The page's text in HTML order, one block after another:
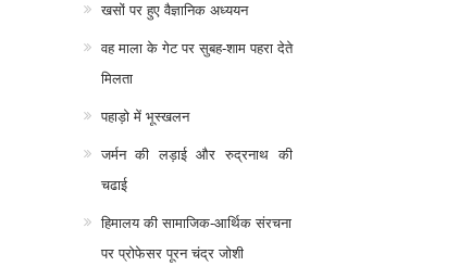
खसों पर हुए वैज्ञानिक अध्ययन
वह माला के गेट पर सुबह-शाम पहरा देते
मिलता
पहाड़ो में भूस्खलन
जर्मन की लड़ाई और रुद्रनाथ की
चढाई
हिमालय की सामाजिक-आर्थिक संरचना
पर प्रोफेसर पूरन चंद्र जोशी